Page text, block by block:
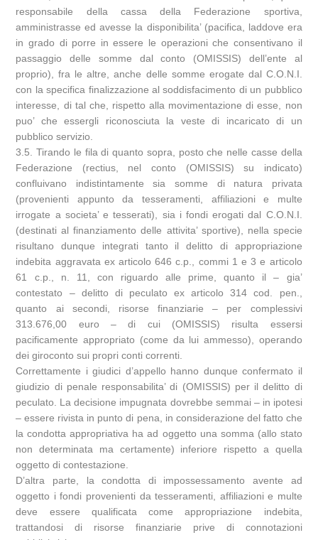
responsabile della cassa della Federazione sportiva,
amministrasse ed avesse la disponibilita’ (pacifica, laddove era
in grado di porre in essere le operazioni che consentivano il
passaggio delle somme dal conto (OMISSIS) dell’ente al
proprio), fra le altre, anche delle somme erogate dal C.O.N.I.
con la specifica finalizzazione al soddisfacimento di un pubblico
interesse, di tal che, rispetto alla movimentazione di esse, non
puo’ che essergli riconosciuta la veste di incaricato di un
pubblico servizio.
3.5. Tirando le fila di quanto sopra, posto che nelle casse della
Federazione (rectius, nel conto (OMISSIS) su indicato)
confluivano indistintamente sia somme di natura privata
(provenienti appunto da tesseramenti, affiliazioni e multe
irrogate a societa’ e tesserati), sia i fondi erogati dal C.O.N.I.
(destinati al finanziamento delle attivita’ sportive), nella specie
risultano dunque integrati tanto il delitto di appropriazione
indebita aggravata ex articolo 646 c.p., commi 1 e 3 e articolo
61 c.p., n. 11, con riguardo alle prime, quanto il – gia’
contestato – delitto di peculato ex articolo 314 cod. pen.,
quanto ai secondi, risorse finanziarie – per complessivi
313.676,00 euro – di cui (OMISSIS) risulta essersi
pacificamente appropriato (come da lui ammesso), operando
dei giroconto sui propri conti correnti.
Correttamente i giudici d’appello hanno dunque confermato il
giudizio di penale responsabilita’ di (OMISSIS) per il delitto di
peculato. La decisione impugnata dovrebbe semmai – in ipotesi
– essere rivista in punto di pena, in considerazione del fatto che
la condotta appropriativa ha ad oggetto una somma (allo stato
non determinata ma certamente) inferiore rispetto a quella
oggetto di contestazione.
D’altra parte, la condotta di impossessamento avente ad
oggetto i fondi provenienti da tesseramenti, affiliazioni e multe
deve essere qualificata come appropriazione indebita,
trattandosi di risorse finanziarie prive di connotazioni